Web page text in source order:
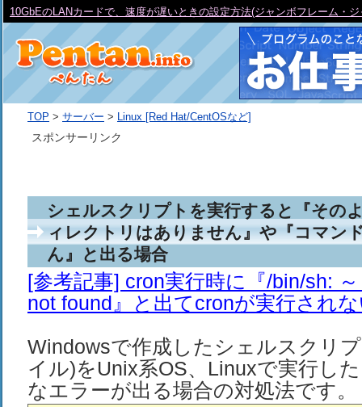
TOP > サーバー > Linux [Red Hat/CentOSなど]
シェルスクリプトを実行すると『その
ィレクトリはありません』や『コマン
ん』と出る場合
[参考記事] cron実行時に『/bin/sh:
not found』と出てcronが実行され
Windowsで作成したシェルスクリ
イル)をUnix系OS、Linuxで実行し
なエラーが出る場合の対処法です。
スポンサーリンク
Acl: update